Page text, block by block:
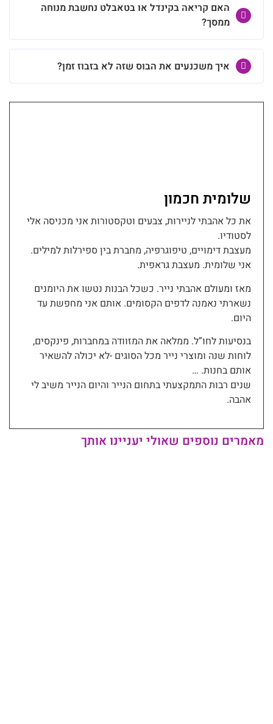
האם קריאה בקינדל או בטאבלט נחשבת מנוחה
ממסך?
איך משכנעים את הבוס שזה לא בזבוז זמן?
שלומית חכמון
את כל אהבתי לניירות, צבעים וטקסטורות אני מכניסה אלי
לסטודיו.
מעצבת דימויים, טיפוגרפיה, מחברת בין ספירלות למילים.
אני שלומית. מעצבת גראפית.
מאז ומעולם אהבתי נייר. כשכל הבנות נטשו את היומנים
נשארתי נאמנה לדפים הקסומים. אותם אני מחפשת עד
היום.
בנסיעות לחו”ל. ממלאה את המזוודה במחברות, פינקסים,
לוחות שנה ומוצרי נייר מכל הסוגים -לא יכולה להשאיר
אותם בחנות. …
שנים רבות התמקצעתי בתחום הנייר והיום הנייר משיב לי
אהבה.
מאמרים נוספים שאולי יעניינו אותך